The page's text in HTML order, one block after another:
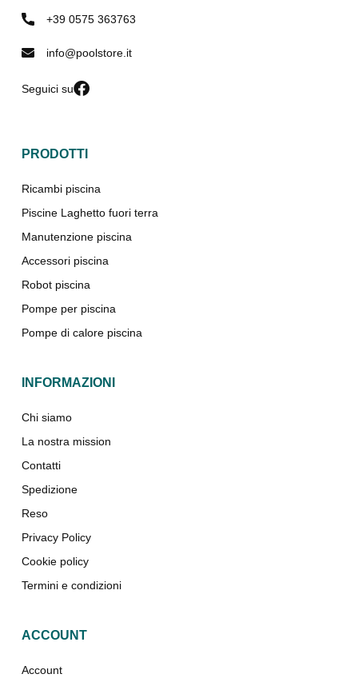
+39 0575 363763
info@poolstore.it
Seguici su
PRODOTTI
Ricambi piscina
Piscine Laghetto fuori terra
Manutenzione piscina
Accessori piscina
Robot piscina
Pompe per piscina
Pompe di calore piscina
INFORMAZIONI
Chi siamo
La nostra mission
Contatti
Spedizione
Reso
Privacy Policy
Cookie policy
Termini e condizioni
ACCOUNT
Account